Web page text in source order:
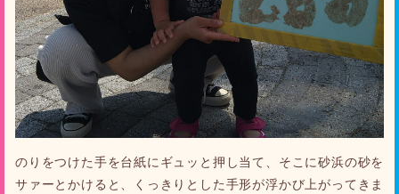
のりをつけた手を台紙にギュッと押し当て、そこに砂浜の砂を
サァーとかけると、くっきりとした手形が浮かび上がってきま